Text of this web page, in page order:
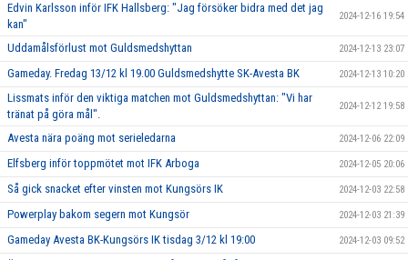
Edvin Karlsson inför IFK Hallsberg: "Jag försöker bidra med det jag
kan"
2024-12-16 19:54
Uddamålsförlust mot Guldsmedshyttan 2024-12-13 23:07
Gameday. Fredag 13/12 kl 19.00 Guldsmedshytte SK-Avesta BK 2024-12-13 10:20
Lissmats inför den viktiga matchen mot Guldsmedshyttan: "Vi har
tränat på göra mål".
2024-12-12 19:58
Avesta nära poäng mot serieledarna 2024-12-06 22:09
Elfsberg inför toppmötet mot IFK Arboga 2024-12-05 20:06
Så gick snacket efter vinsten mot Kungsörs IK 2024-12-03 22:58
Powerplay bakom segern mot Kungsör 2024-12-03 21:39
Gameday Avesta BK-Kungsörs IK tisdag 3/12 kl 19:00 2024-12-03 09:52